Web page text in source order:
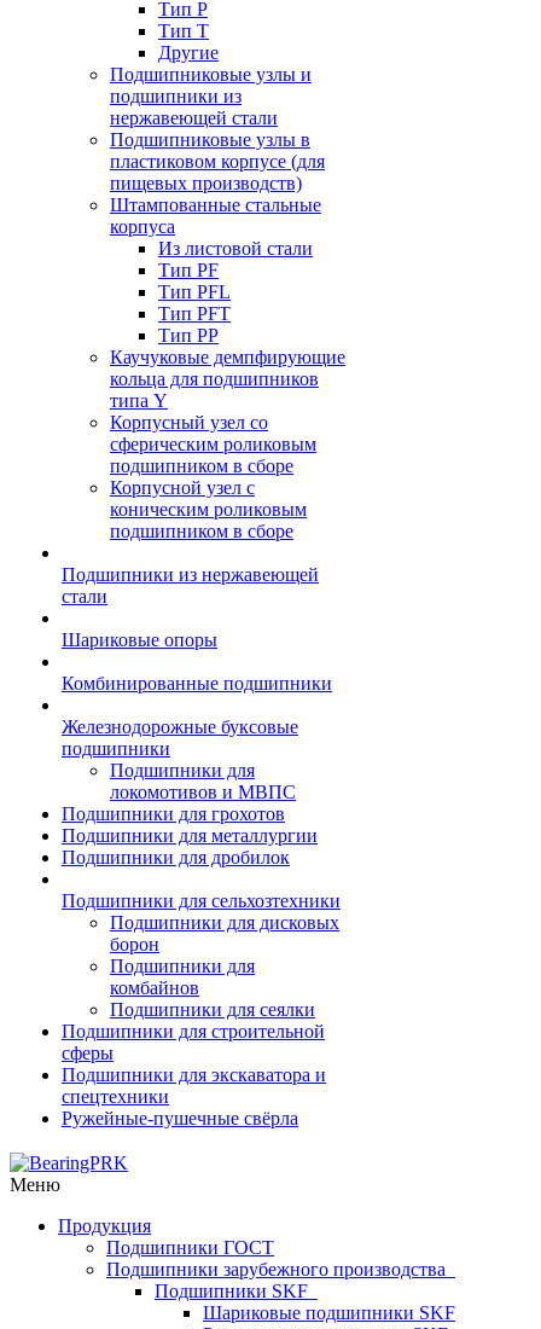
Тип P
Тип T
Другие
Подшипниковые узлы и
подшипники из
нержавеющей стали
Подшипниковые узлы в
пластиковом корпусе (для
пищевых производств)
Штампованные стальные
корпуса
Из листовой стали
Тип PF
Тип PFL
Тип PFT
Тип PP
Каучуковые демпфирующие
кольца для подшипников
типа Y
Корпусный узел со
сферическим роликовым
подшипником в сборе
Корпусной узел с
коническим роликовым
подшипником в сборе
Подшипники из нержавеющей
стали
Шариковые опоры
Комбинированные подшипники
Железнодорожные буксовые
подшипники
Подшипники для
локомотивов и МВПС
Подшипники для грохотов
Подшипники для металлургии
Подшипники для дробилок
Подшипники для сельхозтехники
Подшипники для дисковых
борон
Подшипники для
комбайнов
Подшипники для сеялки
Подшипники для строительной
сферы
Подшипники для экскаватора и
спецтехники
Ружейные-пушечные свёрла
Меню
Продукция
Подшипники ГОСТ
Подшипники зарубежного производства
Подшипники SKF
Шариковые подшипники SKF